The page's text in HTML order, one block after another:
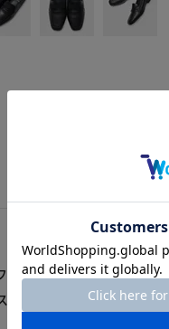
ァー。
り圧倒的にラクな履き